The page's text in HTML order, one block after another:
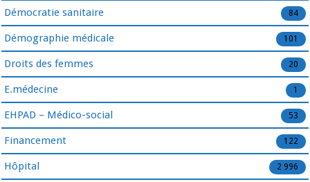
Démocratie sanitaire 84
Démographie médicale 101
Droits des femmes 20
E.médecine 1
EHPAD – Médico-social 53
Financement 122
Hôpital 2 996